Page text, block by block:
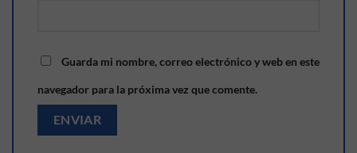
Guarda mi nombre, correo electrónico y web en este
navegador para la próxima vez que comente.